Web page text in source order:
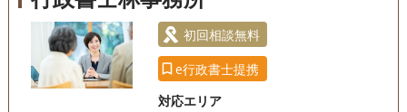
初回相談無料
e行政書士提携
対応エリア